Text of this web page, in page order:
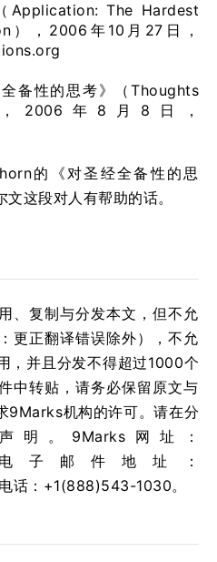
Application: The Hardest
），2006年10月27日，
备性的思考》（Thoughts
，2006年8月8日，
的《对圣经全备性的思
这段对人有帮助的话。
、复制与分发本文，但不允
更正翻译错误除外），不允
，并且分发不得超过1000个
中转贴，请务必保留原文与
9Marks机构的许可。请在分
明。9Marks网址：
子邮件地址：
电话：+1(888)543-1030。